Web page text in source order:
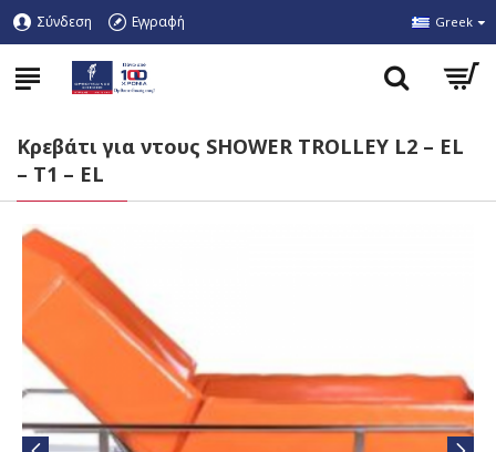
Σύνδεση Εγγραφή Greek
Κρεβάτι για ντους SHOWER TROLLEY L2 – EL
– T1 – EL